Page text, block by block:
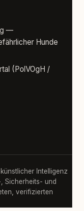
—
Hunde
(PolVOgH /
Intelligenz
Sicherheits- und
verifizierten